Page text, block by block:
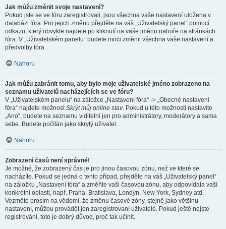
Jak můžu změnit svoje nastavení?
Pokud jste se ve fóru zaregistrovali, jsou všechna vaše nastavení uložena v
databázi fóra. Pro jejich změnu přejděte na váš „Uživatelský panel“ pomocí
odkazu, který obvykle najdete po kliknutí na vaše jméno nahoře na stránkách
fóra. V „Uživatelském panelu“ budete moci změnit všechna vaše nastavení a
předvolby fóra.
Nahoru
Jak můžu zabránit tomu, aby bylo moje uživatelské jméno zobrazeno na
seznamu uživatelů nacházejících se ve fóru?
V „Uživatelském panelu“ na záložce „Nastavení fóra“ -> „Obecné nastavení
fóra“ najdete možnostSkrýt můj online stav. Pokud u této možnosti nastavíte
„Ano“, budete na seznamu viditelní jen pro administrátory, moderátory a sama
sebe. Budete počítán jako skrytý uživatel.
Nahoru
Zobrazení časů není správné!
Je možné, že zobrazený čas je pro jinou časovou zónu, než ve které se
nacházíte. Pokud se jedná o tento případ, přejděte na váš „Uživatelský panel“
na záložku „Nastavení fóra“ a změňte vaši časovou zónu, aby odpovídala vaší
konkrétní oblasti, např. Praha, Bratislava, Londýn, New York, Sydney atd.
Vezměte prosím na vědomí, že změnu časové zóny, stejně jako většinu
nastavení, můžou provádět jen zaregistrovaní uživatelé. Pokud ještě nejste
registrováni, toto je dobrý důvod, proč tak učinit.